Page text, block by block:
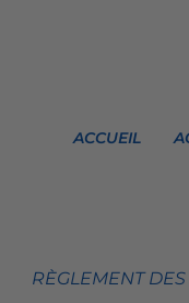
ACCUEIL
RÈGLEMENT